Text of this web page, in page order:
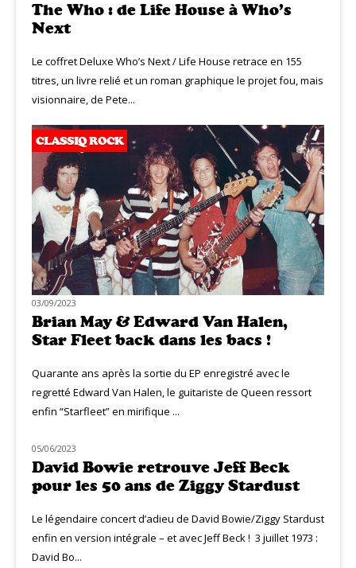
The Who : de Life House à Who’s
Next
Le coffret Deluxe Who’s Next / Life House retrace en 155
titres, un livre relié et un roman graphique le projet fou, mais
visionnaire, de Pete...
CLASSIQ ROCK
03/09/2023
Brian May & Edward Van Halen,
Star Fleet back dans les bacs !
Quarante ans après la sortie du EP enregistré avec le
regretté Edward Van Halen, le guitariste de Queen ressort
enfin “Starfleet” en mirifique ...
NOUVEAUTÉS
05/06/2023
David Bowie retrouve Jeff Beck
pour les 50 ans de Ziggy Stardust
Le légendaire concert d’adieu de David Bowie/Ziggy Stardust
enfin en version intégrale – et avec Jeff Beck ! 3 juillet 1973 :
David Bo...